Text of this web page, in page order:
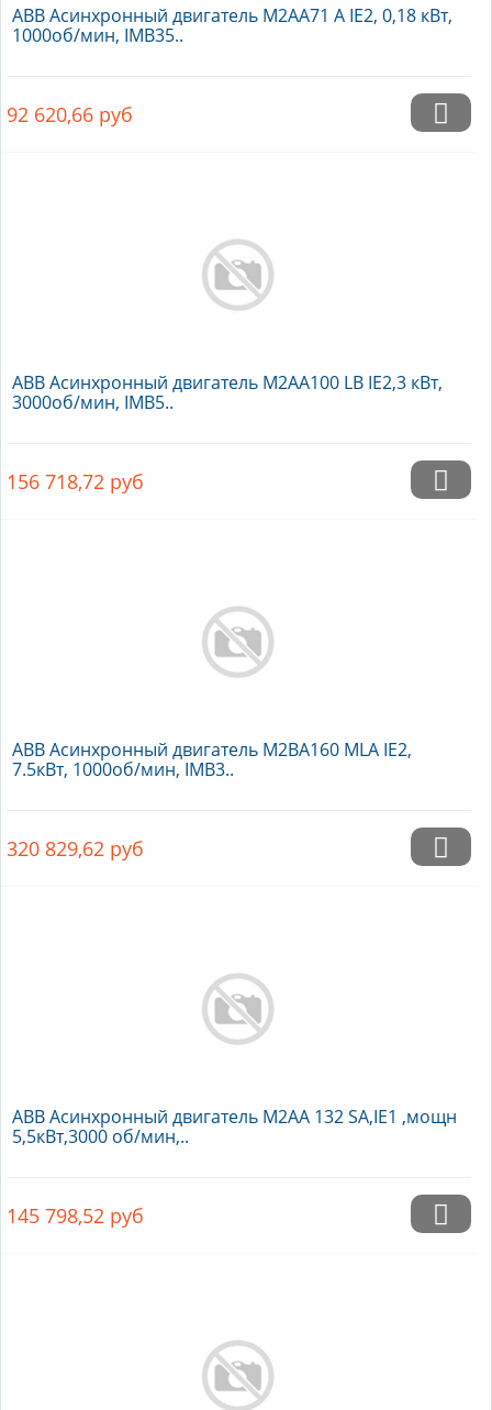
ABB Асинхронный двигатель M2AA71 A IE2, 0,18 кВт,
1000об/мин, IMB35..
92 620,66 руб
ABB Асинхронный двигатель M2AA100 LB IE2,3 кВт,
3000об/мин, IMB5..
156 718,72 руб
ABB Асинхронный двигатель M2BA160 MLA IE2,
7.5кВт, 1000об/мин, IMB3..
320 829,62 руб
ABB Асинхронный двигатель M2AA 132 SA,IE1 ,мощн
5,5кВт,3000 об/мин,..
145 798,52 руб